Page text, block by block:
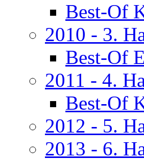
Best-Of
2010 - 3.
Best-Of
2011 - 4.
Best-Of
2012 - 5.
2013 - 6.